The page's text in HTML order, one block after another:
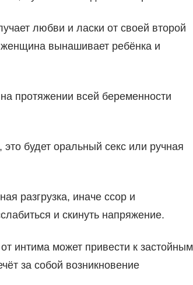
любви и ласки от своей второй
женщина вынашивает ребёнка и
протяжении всей беременности
будет оральный секс или ручная
разгрузка, иначе ссор и
и скинуть напряжение.
интима может привести к застойным
за собой возникновение